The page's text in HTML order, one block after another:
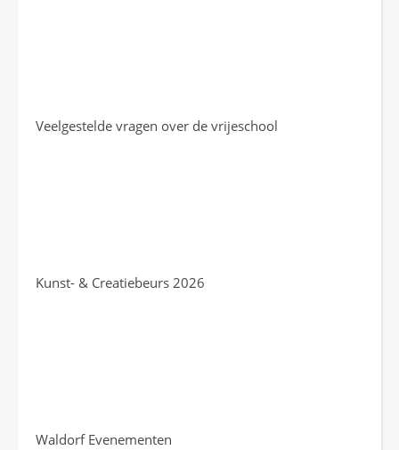
Veelgestelde vragen over de vrijeschool
Kunst- & Creatiebeurs 2026
Waldorf Evenementen